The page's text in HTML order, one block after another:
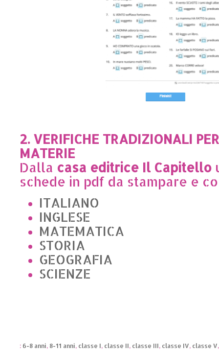
2. VERIFICHE TRADIZIONALI
MATERIE
Dalla casa editrice Il Capitello
schede in pdf da stampare e
ITALIANO
INGLESE
MATEMATICA
STORIA
GEOGRAFIA
SCIENZE
: 6-8 anni, 8-11 anni, classe I, classe II, classe III, classe IV, classe V